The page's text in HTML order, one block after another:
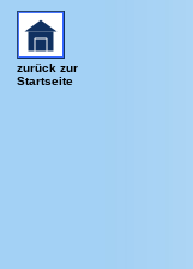
zurück zur
Startseite